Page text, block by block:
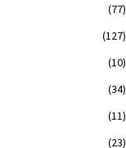
(77)
(127)
(10)
(34)
(11)
(23)